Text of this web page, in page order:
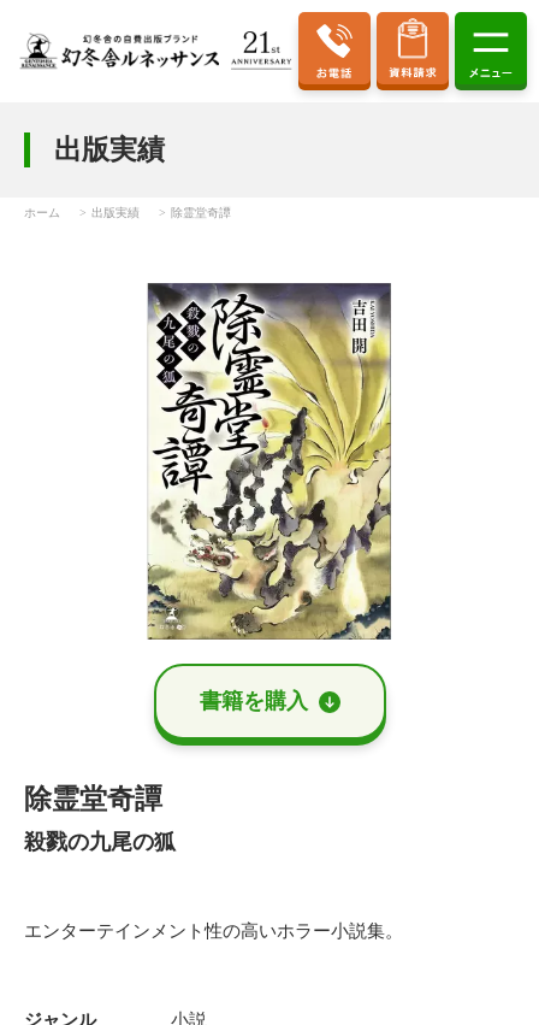
出版実績
ホーム 出版実績 除霊堂奇譚
書籍を購⼊
除霊堂奇譚
殺戮の九尾の狐
エンターテインメント性の高いホラー小説集。
ジャンル 小説